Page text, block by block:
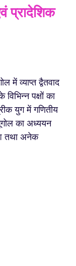
प्रादेशिक
में व्याप्त द्वैतवाद
पक्षों का
युग में गणितीय
का अध्ययन
तथा अनेक